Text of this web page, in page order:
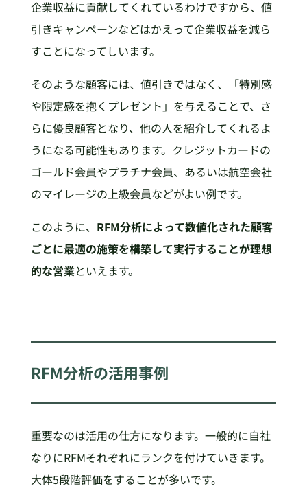
企業収益に貢献してくれているわけですから、値
引きキャンペーンなどはかえって企業収益を減ら
すことになってしいます。
そのような顧客には、値引きではなく、「特別感
や限定感を抱くプレゼント」を与えることで、さ
らに優良顧客となり、他の人を紹介してくれるよ
うになる可能性もあります。クレジットカードの
ゴールド会員やプラチナ会員、あるいは航空会社
のマイレージの上級会員などがよい例です。
このように、 RFM分析によって数値化された顧客
ごとに最適の施策を構築して実行することが理想
的な営業といえます。
RFM分析の活用事例
重要なのは活用の仕方になります。一般的に自社
なりにRFMそれぞれにランクを付けていきます。
大体5段階評価をすることが多いです。